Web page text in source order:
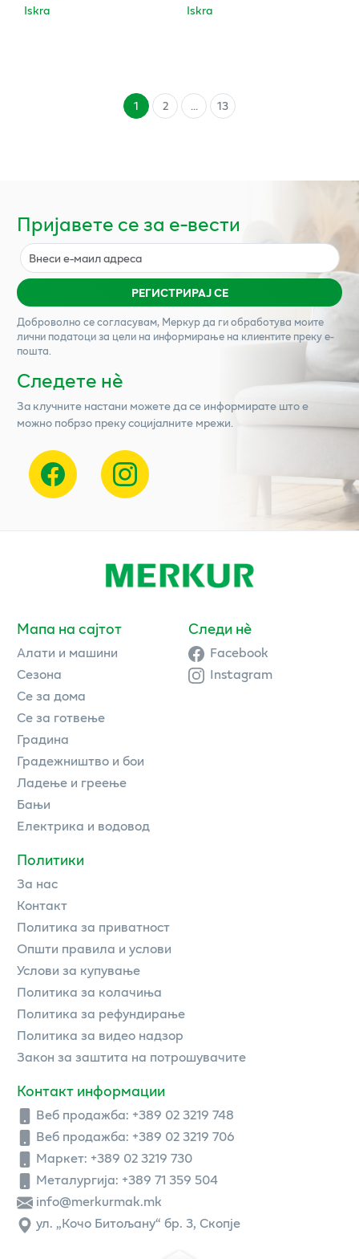
Iskra Iskra
1 2 ... 13
Пријавете се за е-вести
РЕГИСТРИРАЈ СЕ
Доброволно се согласувам, Меркурда ги обработува моите
лични податоци за цели на информирање на клиентите преку е-
пошта.
Следете нѐ
За клучните настани можете да се информирате што е
можно побрзо преку социјалните мрежи.
Мапа на сајтот
Алати и машини
Сезона
Се за дома
Се за готвење
Градина
Градежништво и бои
Ладење и греење
Бањи
Електрика и водовод
Политики
За нас
Контакт
Политика за приватност
Општи правила и услови
Услови за купување
Политика за колачиња
Политика за рефундирање
Политика за видео надзор
Закон за заштита на потрошувачите
Контакт информации
Веб продажба: +389 02 3219 748
Веб продажба: +389 02 3219 706
Маркет: +389 02 3219 730
Металургија: +389 71 359 504
info@merkurmak.mk
ул. „Кочо Битољану“ бр. 3, Скопје
Следи нè
Facebook
Instagram